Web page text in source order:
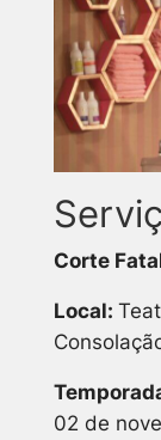
Corte
Local:
02 de